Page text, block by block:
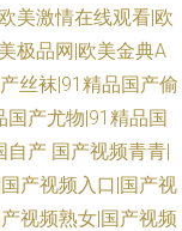
美激情在线观看|欧
极品网|欧美金典A
丝袜|91精品国产偷
国产尤物|91精品国
自产 国产视频青青|
产视频入口|国产视
视频熟女|国产视频